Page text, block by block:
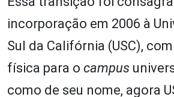
incorporação em 2006 à
Sul da Califórnia (USC),
física para o campus
como de seu nome, agora